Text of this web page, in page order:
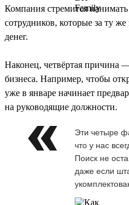
Компания стремится
сотрудников, которые за ту
денег.
Наконец, четвёртая причина
бизнеса. Например, чтобы
уже в январе начинает
на руководящие должности.
Эти четыре
что у нас
Поиск не
даже если